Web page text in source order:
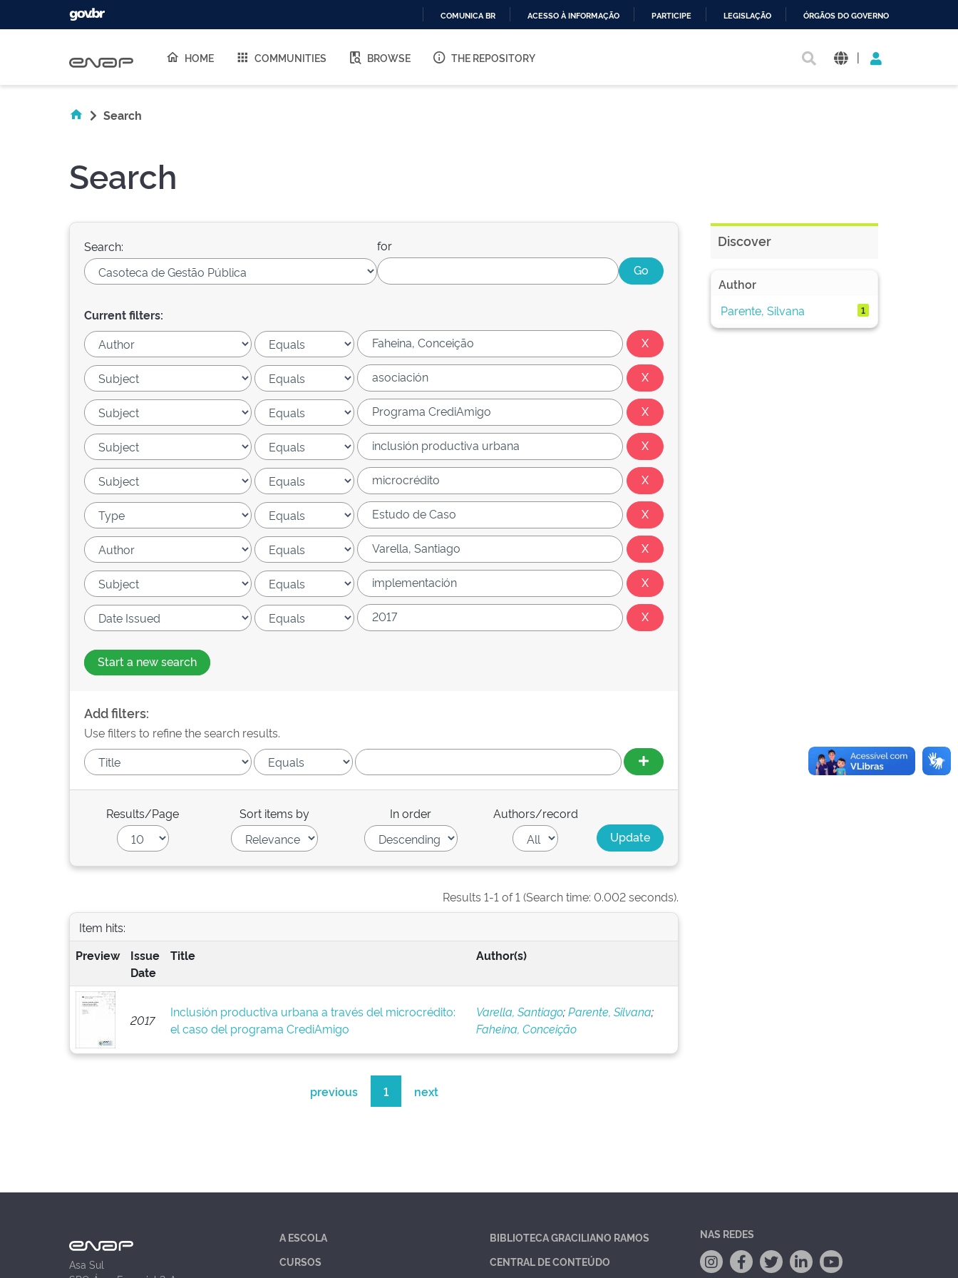
O
COMUNICA BR ACESSO À INFORMAÇÃO PARTICIPE LEGISLAÇÃO ÓRGÃOS DO GOVERNO
HOME COMMUNITIES BROWSE THE REPOSITORY |
Search
Search
Search: for
Current filters:
Start a new search
Add filters:
Use filters to refine the search results.
Results/Page Sort items by In order Authors/record
Results 1-1 of 1 (Search time: 0.002 seconds).
Item hits:
Preview
Issue
Date
Title Author(s)
2017
Inclusión productiva urbana a través del microcrédito:
el caso del programa CrediAmigo
Varella, Santiago;Parente, Silvana;
Faheina, Conceição
previous 1 next
Discover
Author
Parente, Silvana
1
Asa Sul
A ESCOLA
CURSOS
BIBLIOTECA GRACILIANO RAMOS
CENTRAL DE CONTEÚDO
NAS REDES